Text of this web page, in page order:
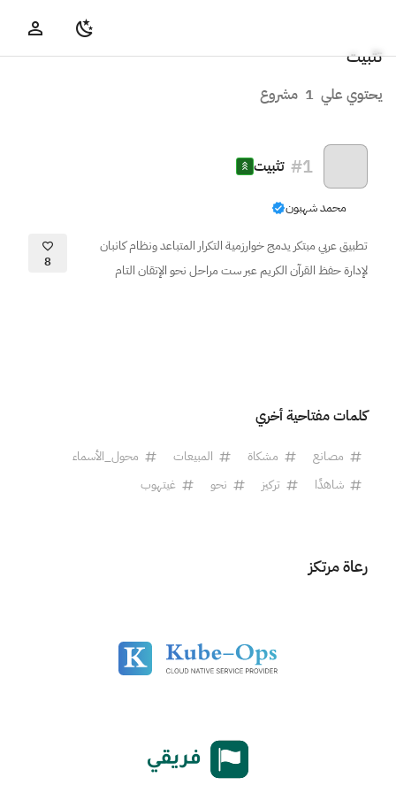
تثبيت
يحتوي علي 1 مشروع
#1 تثبيت
محمد شهبون
تطبيق عربي مبتكر يدمج خوارزمية التكرار المتباعد ونظام كانبان
لإدارة حفظ القرآن الكريم عبر ست مراحل نحو الإتقان التام
8
كلمات مفتاحية أخري
مصانع مشكاة المبيعات
محول_الأسماء
شاهدًا
تركيز نحو غيتهوب
رعاة مرتكز